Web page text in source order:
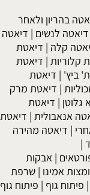
בהריון ולאחר
דיאטה לנשים | דיאטה
קלה | דיאטת
קלוריות | דיאטת
ביץ' | דיאטת
| דיאטת מרק
גלוטן | דיאטת
אנאבולית | דיאטת
| דיאטה מהירה
|
| אבקות
אמינו |שרפת
| פיתוח גוף | פיתוח גוף